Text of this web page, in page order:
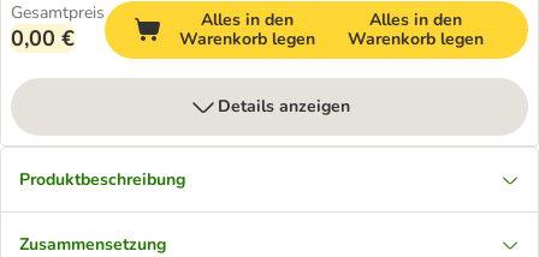
Gesamtpreis
0,00 €
Alles in den
Warenkorb legen
Alles in den
Warenkorb legen
Details anzeigen
Produktbeschreibung
Zusammensetzung